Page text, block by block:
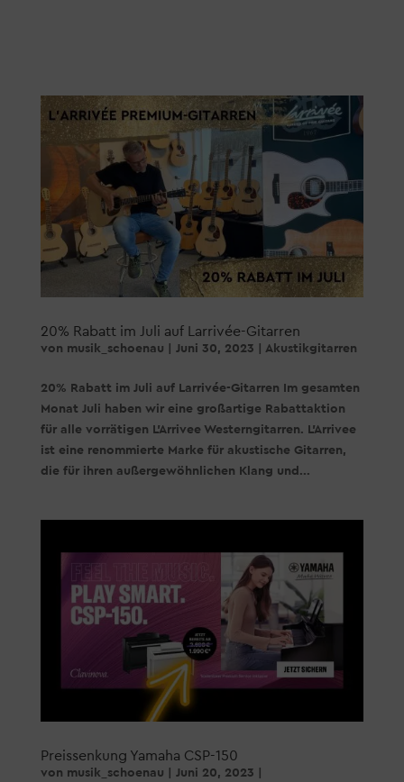
20% Rabatt im Juli auf Larrivée-Gitarren
von musik_schoenau Juni 30, 2023 Akustikgitarren
20% Rabatt im Juli auf Larrivée-Gitarren Im gesamten
Monat Juli haben wir eine großartige Rabattaktion
für alle vorrätigen L’Arrivee Westerngitarren. L’Arrivee
ist eine renommierte Marke für akustische Gitarren,
die für ihren außergewöhnlichen Klang und...
Preissenkung Yamaha CSP-150
von musik_schoenau Juni 20, 2023